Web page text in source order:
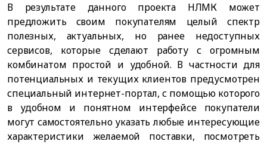
В результате данного проекта НЛМК может
предложить своим покупателям целый спектр
полезных, актуальных, но ранее недоступных
сервисов, которые сделают работу с огромным
комбинатом простой и удобной. В частности для
потенциальных и текущих клиентов предусмотрен
специальный интернет-портал, с помощью которого
в удобном и понятном интерфейсе покупатели
могут самостоятельно указать любые интересующие
характеристики желаемой поставки, посмотреть